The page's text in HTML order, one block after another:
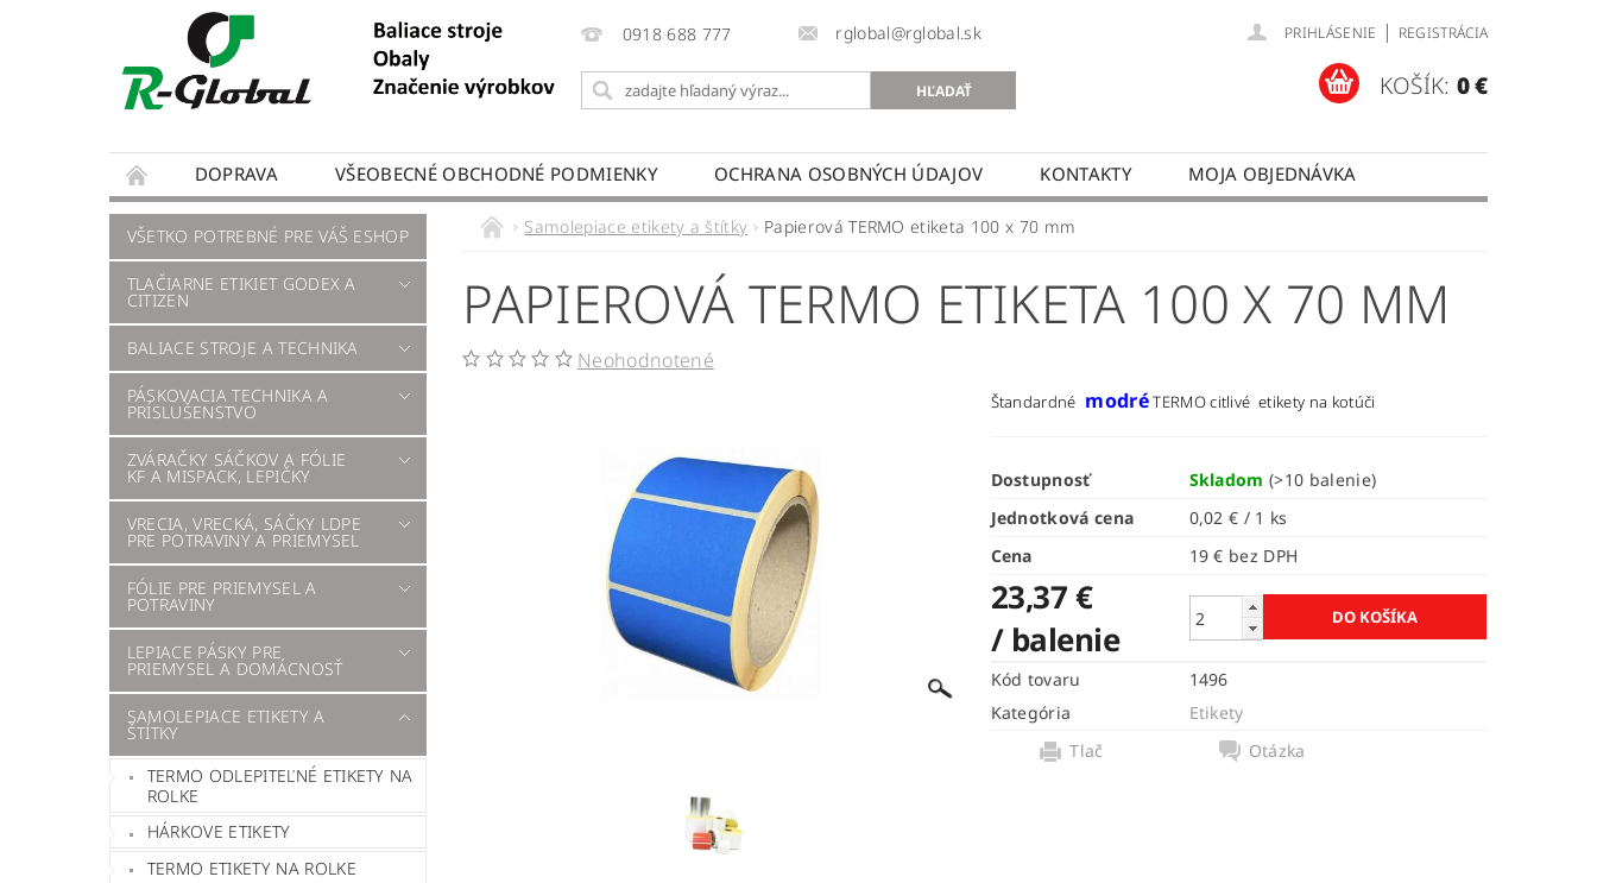
0918 688 777 rglobal@rglobal.sk PRIHLÁSENIE | REGISTRÁCIA
KOŠÍK: 0 €
DOPRAVA VŠEOBECNÉ OBCHODNÉ PODMIENKY OCHRANA OSOBNÝCH ÚDAJOV KONTAKTY MOJA OBJEDNÁVKA
VŠETKO POTREBNÉ PRE VÁŠ ESHOP
TLAČIARNE ETIKIET GODEX A
CITIZEN
BALIACE STROJE A TECHNIKA
PÁSKOVACIA TECHNIKA A
PRÍSLUŠENSTVO
ZVÁRAČKY SÁČKOV A FÓLIE
KF A MISPACK, LEPIČKY
VRECIA, VRECKÁ, SÁČKY LDPE
PRE POTRAVINY A PRIEMYSEL
FÓLIE PRE PRIEMYSEL A
POTRAVINY
LEPIACE PÁSKY PRE
PRIEMYSEL A DOMÁCNOSŤ
SAMOLEPIACE ETIKETY A
ŠTÍTKY
TERMO ODLEPITEĽNÉ ETIKETY NA
ROLKE
HÁRKOVE ETIKETY
TERMO ETIKETY NA ROLKE
Samolepiace etikety a štítky Papierová TERMO etiketa 100 x 70 mm
PAPIEROVÁ TERMO ETIKETA 100 X 70 MM
Neohodnotené
Štandardné modréTERMO citlivé etikety na kotúči
Dostupnosť Skladom(>10 balenie)
Jednotková cena
0,02 € / 1 ks
Cena
19 € bez DPH
23,37 €
/ balenie
Kód tovaru
1496
Kategória
Etikety
Tlač
Otázka